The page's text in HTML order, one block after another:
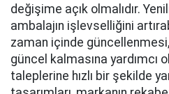
değişime açık olmalıdır.
ambalajın işlevselliğini
zaman içinde
güncel kalmasına yardımcı
taleplerine hızlı bir şekilde